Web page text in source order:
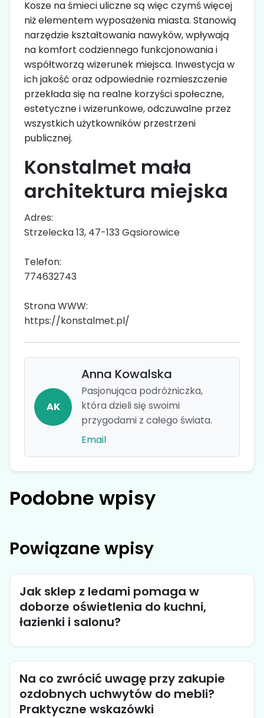
Kosze na śmieci uliczne są więc czymś więcej
niż elementem wyposażenia miasta. Stanowią
narzędzie kształtowania nawyków, wpływają
na komfort codziennego funkcjonowania i
współtworzą wizerunek miejsca. Inwestycja w
ich jakość oraz odpowiednie rozmieszczenie
przekłada się na realne korzyści społeczne,
estetyczne i wizerunkowe, odczuwalne przez
wszystkich użytkowników przestrzeni
publicznej.
Konstalmet mała
architektura miejska
Adres:
Strzelecka 13, 47-133 Gąsiorowice
Telefon:
774632743
Strona WWW:
https://konstalmet.pl/
AK
Anna Kowalska
Pasjonująca podróżniczka,
która dzieli się swoimi
przygodami z całego świata.
Email
Podobne wpisy
Powiązane wpisy
Jak sklep z ledami pomaga w
doborze oświetlenia do kuchni,
łazienki i salonu?
Na co zwrócić uwagę przy zakupie
ozdobnych uchwytów do mebli?
Praktyczne wskazówki